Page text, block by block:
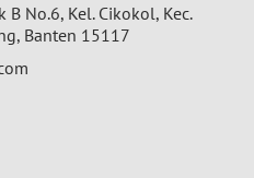
No.6, Kel. Cikokol, Kec.
Banten 15117